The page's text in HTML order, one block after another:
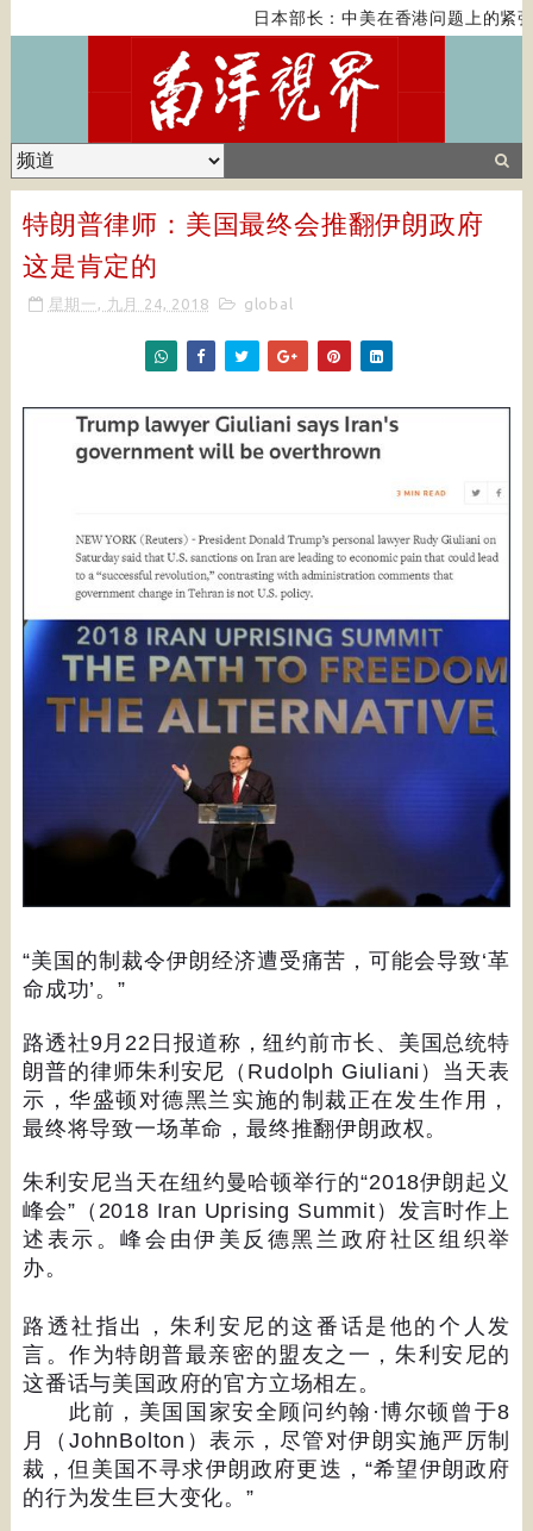
日本部长：中美在香港问题上的紧张
特朗普律师：美国最终会推翻伊朗政府
这是肯定的
星期一, 九月 24, 2018 global
“美国的制裁令伊朗经济遭受痛苦，可能会导致‘革
命成功’ 。 ”
路透社9 月 22 日报道称，纽约前市长、美国总统特
朗普的律师朱利安尼（ Rudolph Giuliani ）当天表
示，华盛顿对德黑兰实施的制裁正在发生作用，
最终将导致一场革命，最终推翻伊朗政权。
朱利安尼当天在纽约曼哈顿举行的“2018伊朗起义
峰会” （ 2018 Iran Uprising Summit ）发言时作上
述表示。峰会由伊美反德黑兰政府社区组织举
办。
路透社指出，朱利安尼的这番话是他的个人发
言。作为特朗普最亲密的盟友之一，朱利安尼的
这番话与美国政府的官方立场相左。
此前，美国国家安全顾问约翰 ·博尔顿曾于8
月（ JohnBolton ）表示，尽管对伊朗实施严厉制
裁，但美国不寻求伊朗政府更迭， “希望伊朗政府
的行为发生巨大变化。 ”